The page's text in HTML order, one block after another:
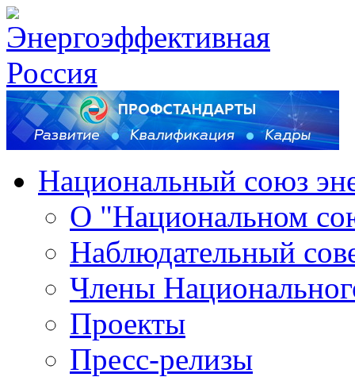
Национальный союз
О "Национальном
Наблюдательный
Члены
Проекты
Пресс-релизы